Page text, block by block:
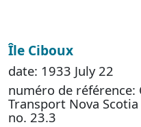
Île Ciboux
date: 1933 July 22
numéro de
Transport Nova
no. 23.3